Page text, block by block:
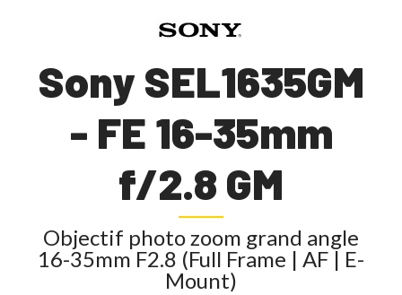
Sony SEL1635GM
- FE 16-35mm
f/2.8 GM
Objectif photo zoom grand angle
16-35mm F2.8 (Full Frame | AF | E-
Mount)